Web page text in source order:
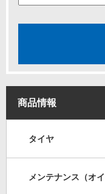
商品情報
タイヤ
メンテナンス（オ